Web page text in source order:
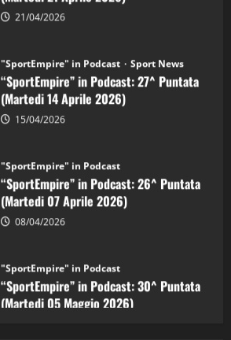
(Martedi 14 Aprile 2026)
15/04/2026
(Martedi 07 Aprile 2026)
08/04/2026
(Martedi 05 Maggio 2026)
08/05/2026